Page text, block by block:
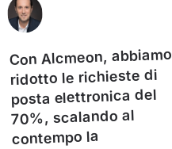
Con Alcmeon, abbiamo
ridotto le richieste di
posta elettronica del
70%, scalando al
contempo la